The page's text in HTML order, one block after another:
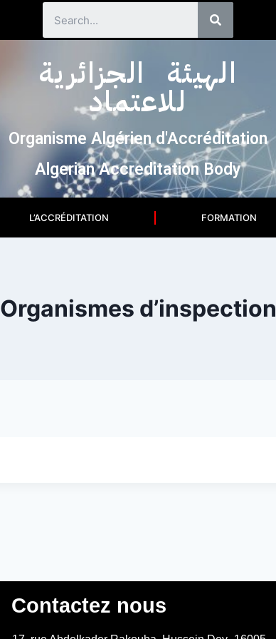
الهيئة الجزائرية
للاعتماد
Organisme Algérien d'Accréditation
Algerian Accreditation Body
L’ACCRÉDITATION FORMATION
Organismes d’inspection
Contactez nous